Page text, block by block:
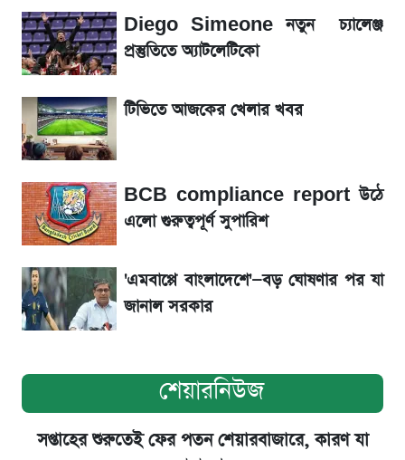
রবির বড় সাফল্য! আয় কম বাড়লেও রেকর্ড মুনাফা ও
গ্রাহক বৃদ্ধি
শেয়ার বিজকে লিগ্যাল নোটিশ পাঠাল রবি, শুরু নতুন
বিতর্ক
সৌদিতে বাংলাদেশিদের আকামা নবায়নে বদলে গেল
নিয়ম
Diego Simeone নতুন চ্যালেঞ্জ
প্রস্তুতিতে অ্যাটলেটিকো
টিভিতে আজকের খেলার খবর
BCB compliance report উঠে
এলো গুরুত্বপূর্ণ সুপারিশ
'এমবাপ্পে বাংলাদেশে'—বড় ঘোষণার পর যা
জানাল সরকার
শেয়ারনিউজ
সপ্তাহের শুরুতেই ফের পতন শেয়ারবাজারে, কারণ যা